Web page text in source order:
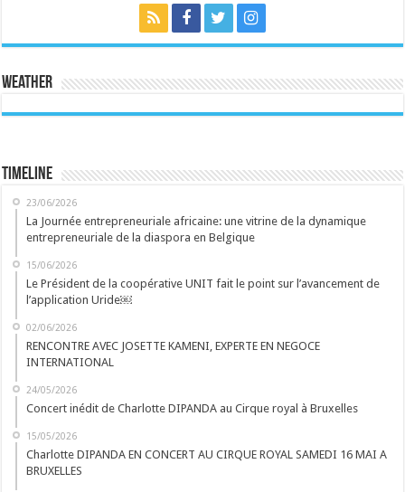
Weather
Timeline
23/06/2026
La Journée entrepreneuriale africaine: une vitrine de la dynamique
entrepreneuriale de la diaspora en Belgique
15/06/2026
Le Président de la coopérative UNIT fait le point sur l’avancement de
l’application Uride￼
02/06/2026
RENCONTRE AVEC JOSETTE KAMENI, EXPERTE EN NEGOCE
INTERNATIONAL
24/05/2026
Concert inédit de Charlotte DIPANDA au Cirque royal à Bruxelles
15/05/2026
Charlotte DIPANDA EN CONCERT AU CIRQUE ROYAL SAMEDI 16 MAI A
BRUXELLES